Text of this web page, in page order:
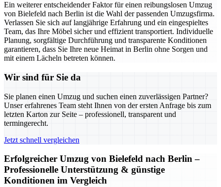
Ein weiterer entscheidender Faktor für einen reibungslosen Umzug
von Bielefeld nach Berlin ist die Wahl der passenden Umzugsfirma.
Verlassen Sie sich auf langjährige Erfahrung und ein eingespieltes
Team, das Ihre Möbel sicher und effizient transportiert. Individuelle
Planung, sorgfältige Durchführung und transparente Konditionen
garantieren, dass Sie Ihre neue Heimat in Berlin ohne Sorgen und
mit einem Lächeln betreten können.
Wir sind für Sie da
Sie planen einen Umzug und suchen einen zuverlässigen Partner?
Unser erfahrenes Team steht Ihnen von der ersten Anfrage bis zum
letzten Karton zur Seite – professionell, transparent und
termingerecht.
Jetzt schnell vergleichen
Erfolgreicher Umzug von Bielefeld nach Berlin –
Professionelle Unterstützung & günstige
Konditionen im Vergleich